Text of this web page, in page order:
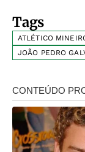
Tags
ATLÉTICO
JOÃO PEDRO